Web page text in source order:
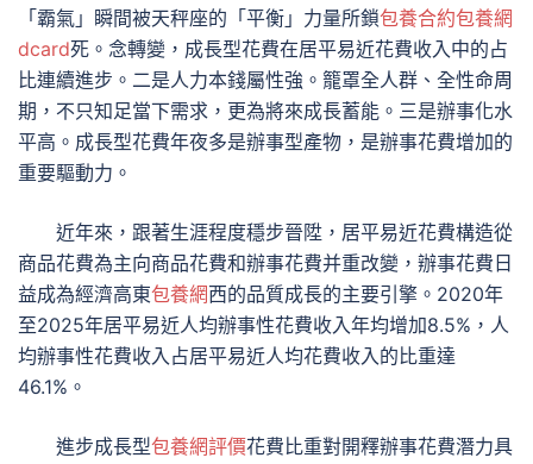
「霸氣」瞬間被天秤座的「平衡」力量所鎖包養合約包養網
dcard死。念轉變，成長型花費在居平易近花費收入中的占
比連續進步。二是人力本錢屬性強。籠罩全人群、全性命周
期，不只知足當下需求，更為將來成長蓄能。三是辦事化水
平高。成長型花費年夜多是辦事型產物，是辦事花費增加的
重要驅動力。
近年來，跟著生涯程度穩步晉陞，居平易近花費構造從
商品花費為主向商品花費和辦事花費并重改變，辦事花費日
益成為經濟高東包養網西的品質成長的主要引擎。2020年
至2025年居平易近人均辦事性花費收入年均增加8.5%，人
均辦事性花費收入占居平易近人均花費收入的比重達
46.1%。
進步成長型包養網評價花費比重對開釋辦事花費潛力具